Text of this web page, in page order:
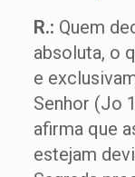
R.: Quem
absoluta, o
e
Senhor (Jo
afirma que
estejam